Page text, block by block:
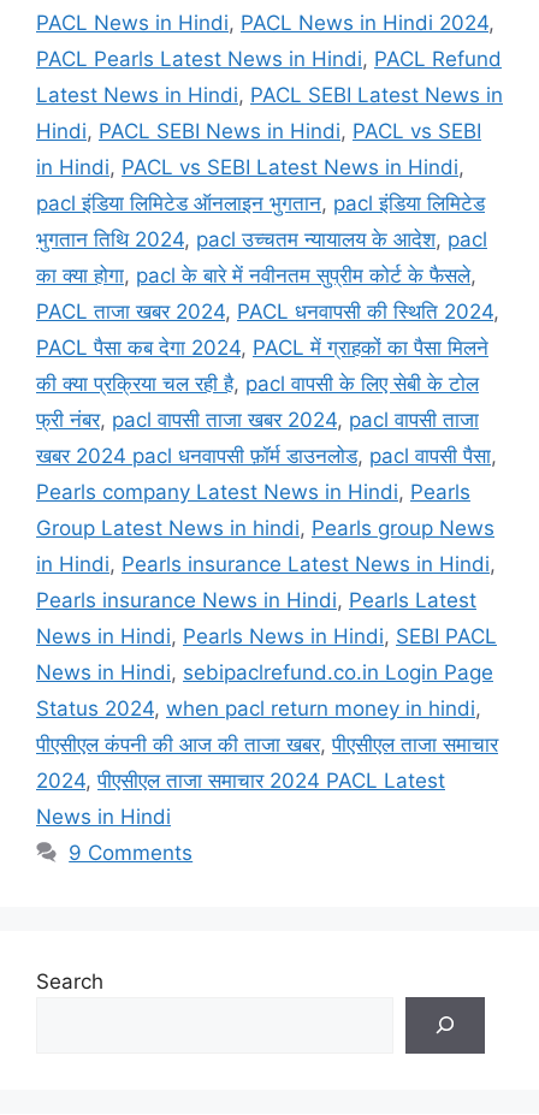
PACL News in Hindi, PACL News in Hindi 2024,
PACL Pearls Latest News in Hindi, PACL Refund
Latest News in Hindi, PACL SEBI Latest News in
Hindi, PACL SEBI News in Hindi, PACL vs SEBI
in Hindi, PACL vs SEBI Latest News in Hindi,
pacl इंडिया लिमिटेड ऑनलाइन भुगतान, pacl इंडिया लिमिटेड
भुगतान तिथि 2024, pacl उच्चतम न्यायालय के आदेश, pacl
का क्या होगा, pacl के बारे में नवीनतम सुप्रीम कोर्ट के फैसले,
PACL ताजा खबर 2024, PACL धनवापसी की स्थिति 2024,
PACL पैसा कब देगा 2024, PACL में ग्राहकों का पैसा मिलने
की क्या प्रक्रिया चल रही है, pacl वापसी के लिए सेबी के टोल
फ्री नंबर, pacl वापसी ताजा खबर 2024, pacl वापसी ताजा
खबर 2024 pacl धनवापसी फ़ॉर्म डाउनलोड, pacl वापसी पैसा,
Pearls company Latest News in Hindi, Pearls
Group Latest News in hindi, Pearls group News
in Hindi, Pearls insurance Latest News in Hindi,
Pearls insurance News in Hindi, Pearls Latest
News in Hindi, Pearls News in Hindi, SEBI PACL
News in Hindi, sebipaclrefund.co.in Login Page
Status 2024, when pacl return money in hindi,
पीएसीएल कंपनी की आज की ताजा खबर,पीएसीएल ताजा समाचार
2024,पीएसीएल ताजा समाचार 2024 PACL Latest
News in Hindi
9 Comments
Search